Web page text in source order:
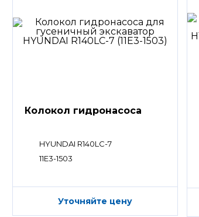
Колокол гидронасоса
HYUNDAI R140LC-7
11E3-1503
Уточняйте цену